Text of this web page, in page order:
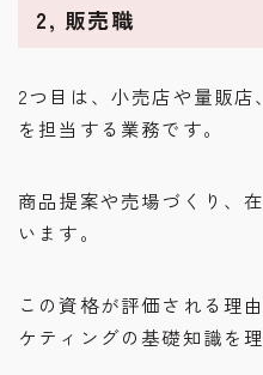
2, 販売職
2つ目は、小売店や量販
を担当する業務です。
商品提案や売場づくり、
います。
この資格が評価される理
ケティングの基礎知識を